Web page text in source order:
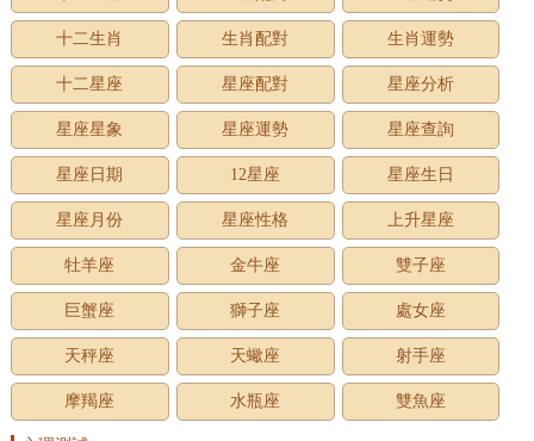
十二生肖 生肖配對 生肖運勢
十二星座 星座配對 星座分析
星座星象 星座運勢 星座查詢
星座日期 12星座 星座生日
星座月份 星座性格 上升星座
牡羊座 金牛座 雙子座
巨蟹座 獅子座 處女座
天秤座 天蠍座 射手座
摩羯座 水瓶座 雙魚座